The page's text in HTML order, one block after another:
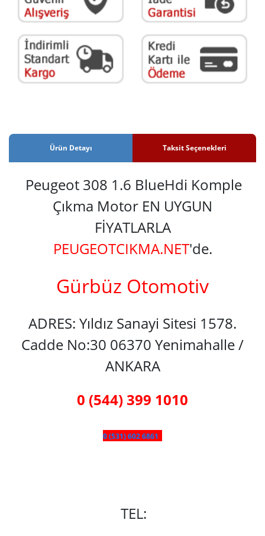
Ürün Detayı Taksit Seçenekleri
Peugeot 308 1.6 BlueHdi Komple
Çıkma Motor EN UYGUN
FİYATLARLA
PEUGEOTCIKMA.NET'de.
Gürbüz Otomotiv
ADRES: Yıldız Sanayi Sitesi 1578.
Cadde No:30 06370 Yenimahalle /
ANKARA
0 (544) 399 1010
0 (531) 602 6861
TEL: